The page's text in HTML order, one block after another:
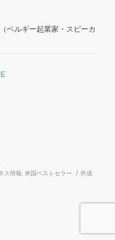
ベルギー起業家・スピーカ
ス情報, 米国ベストセラー / 作成